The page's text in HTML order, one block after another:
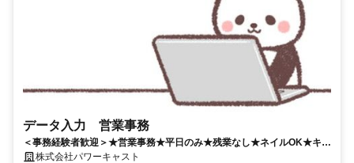
データ入力 営業事務
＜事務経験者歓迎＞★営業事務★平日のみ★残業なし★ネイルOK★キレ
イな職場★アットホームな職場環境★
株式会社パワーキャスト